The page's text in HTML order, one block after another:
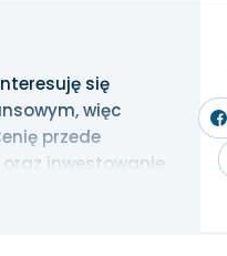
się
więc
przede
inwestowanie